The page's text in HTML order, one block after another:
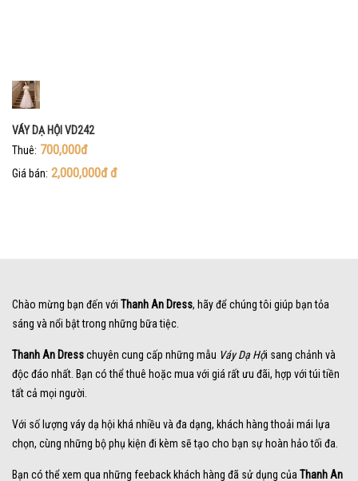
VÁY DẠ HỘI VD242
Thuê: 700,000đ
Giá bán: 2,000,000đđ
Chào mừng bạn đến với Thanh An Dress, hãy để chúng tôi giúp bạn tỏa
sáng và nổi bật trong những bữa tiệc.
Thanh An Dresschuyên cung cấp những mẫu Váy Dạ Hội sang chảnh và
độc đáo nhất. Bạn có thể thuê hoặc mua với giá rất ưu đãi, hợp với túi tiền
tất cả mọi người.
Với số lượng váy dạ hội khá nhiều và đa dạng, khách hàng thoải mái lựa
chọn, cùng những bộ phụ kiện đi kèm sẽ tạo cho bạn sự hoàn hảo tối đa.
Bạn có thể xem qua những feeback khách hàng đã sử dụng của Thanh An